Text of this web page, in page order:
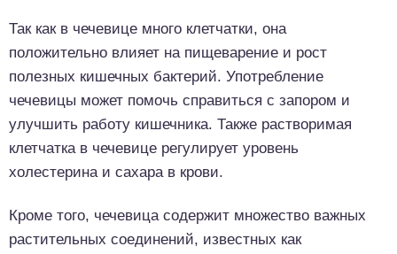
Так как в чечевице много клетчатки, она
положительно влияет на пищеварение и рост
полезных кишечных бактерий. Употребление
чечевицы может помочь справиться с запором и
улучшить работу кишечника. Также растворимая
клетчатка в чечевице регулирует уровень
холестерина и сахара в крови.
Кроме того, чечевица содержит множество важных
растительных соединений, известных как